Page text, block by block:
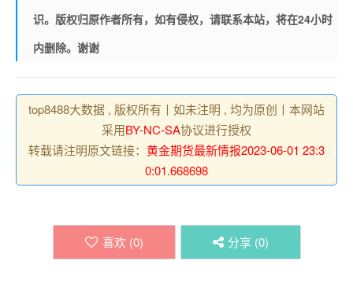
识。版权归原作者所有，如有侵权，请联系本站，将在24小时
内删除。谢谢
top8488大数据 , 版权所有丨如未注明 , 均为原创丨本网站
采用BY-NC-SA协议进行授权
转载请注明原文链接： 黄金期货最新情报2023-06-01 23:3
0:01.668698
喜欢 (0) 分享 (0)